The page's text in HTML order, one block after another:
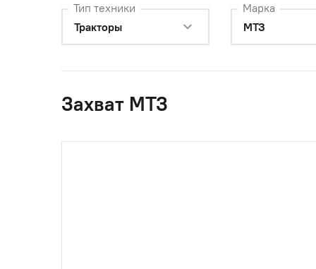
Тип техники
Тракторы
Марка
МТЗ
Захват МТЗ